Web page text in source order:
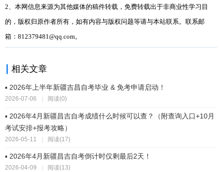
2、本网信息来源为其他媒体的稿件转载，免费转载出于非商业性学习目
的，版权归原作者所有，如有内容与版权问题等请与本站联系。联系邮
箱：812379481@qq.com。
相关文章
▪ 2026年上半年新疆吉昌自考毕业 & 免考申请启动！
2026-07-06 | 阅读(0)
▪ 2026年4月新疆昌吉自考成绩什么时候可以查？（附查询入口+10月
考试安排+报考攻略）
2026-05-11 | 阅读(17)
▪ 2026年4月新疆昌吉自考倒计时仅剩最后2天！
2026-04-09 阅读(13)